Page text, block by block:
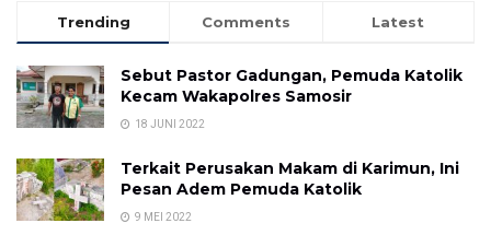
Trending Comments Latest
Sebut Pastor Gadungan, Pemuda Katolik
Kecam Wakapolres Samosir
18 JUNI 2022
Terkait Perusakan Makam di Karimun, Ini
Pesan Adem Pemuda Katolik
9 MEI 2022